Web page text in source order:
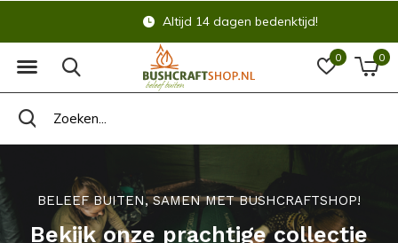
0 0
Altijd 14 dagen bedenktijd!
BELEEF BUITEN, SAMEN MET BUSHCRAFTSHOP!
Bekijk onze prachtige collectie